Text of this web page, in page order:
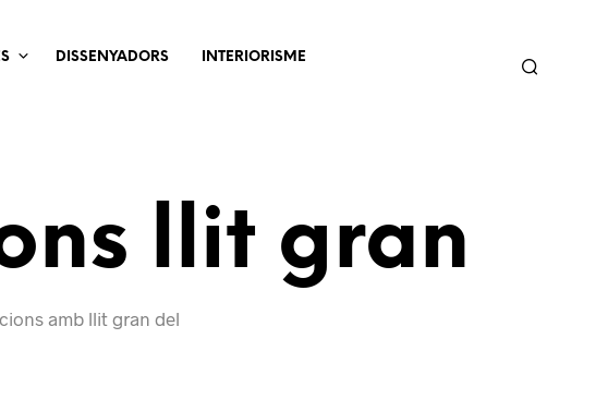
DISSENYADORS
INTERIORISME
llit gran
amb llit gran del